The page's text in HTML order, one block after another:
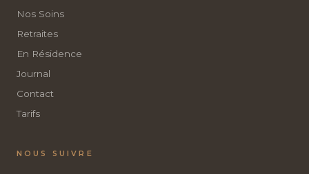
Nos Soins
Retraites
En Résidence
Journal
Contact
Tarifs
NOUS SUIVRE